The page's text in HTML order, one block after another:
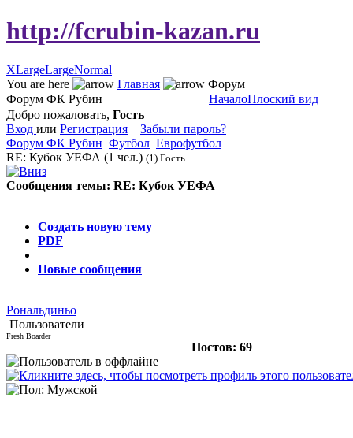
http://fcrubin-kazan.ru
XLargeLargeNormal
You are here
Главная
Форум
Форум ФК Рубин
НачалоПлоский вид
Добро пожаловать, Гость
Вход или Регистрация
Забыли пароль?
Форум ФК Рубин Футбол Еврофутбол
RE: Кубок УЕФА (1 чел.) (1) Гость
Сообщения темы: RE: Кубок УЕФА
Создать новую тему
PDF
Новые сообщения
Рональдиньо
Пользователи
Fresh Boarder
Постов: 69